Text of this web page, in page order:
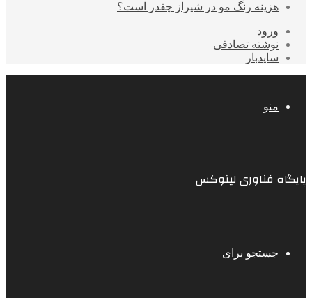
هزینه رنگ مو در شیراز چقدر است؟
ورود
نوشته تصادفی
سایدبار
منو
پایگاه فناوری لینوکس
جستجو برای